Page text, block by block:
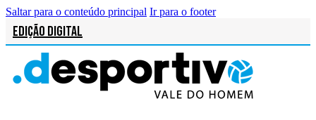
Saltar para o conteúdo principal Ir para o footer
Edição Digital